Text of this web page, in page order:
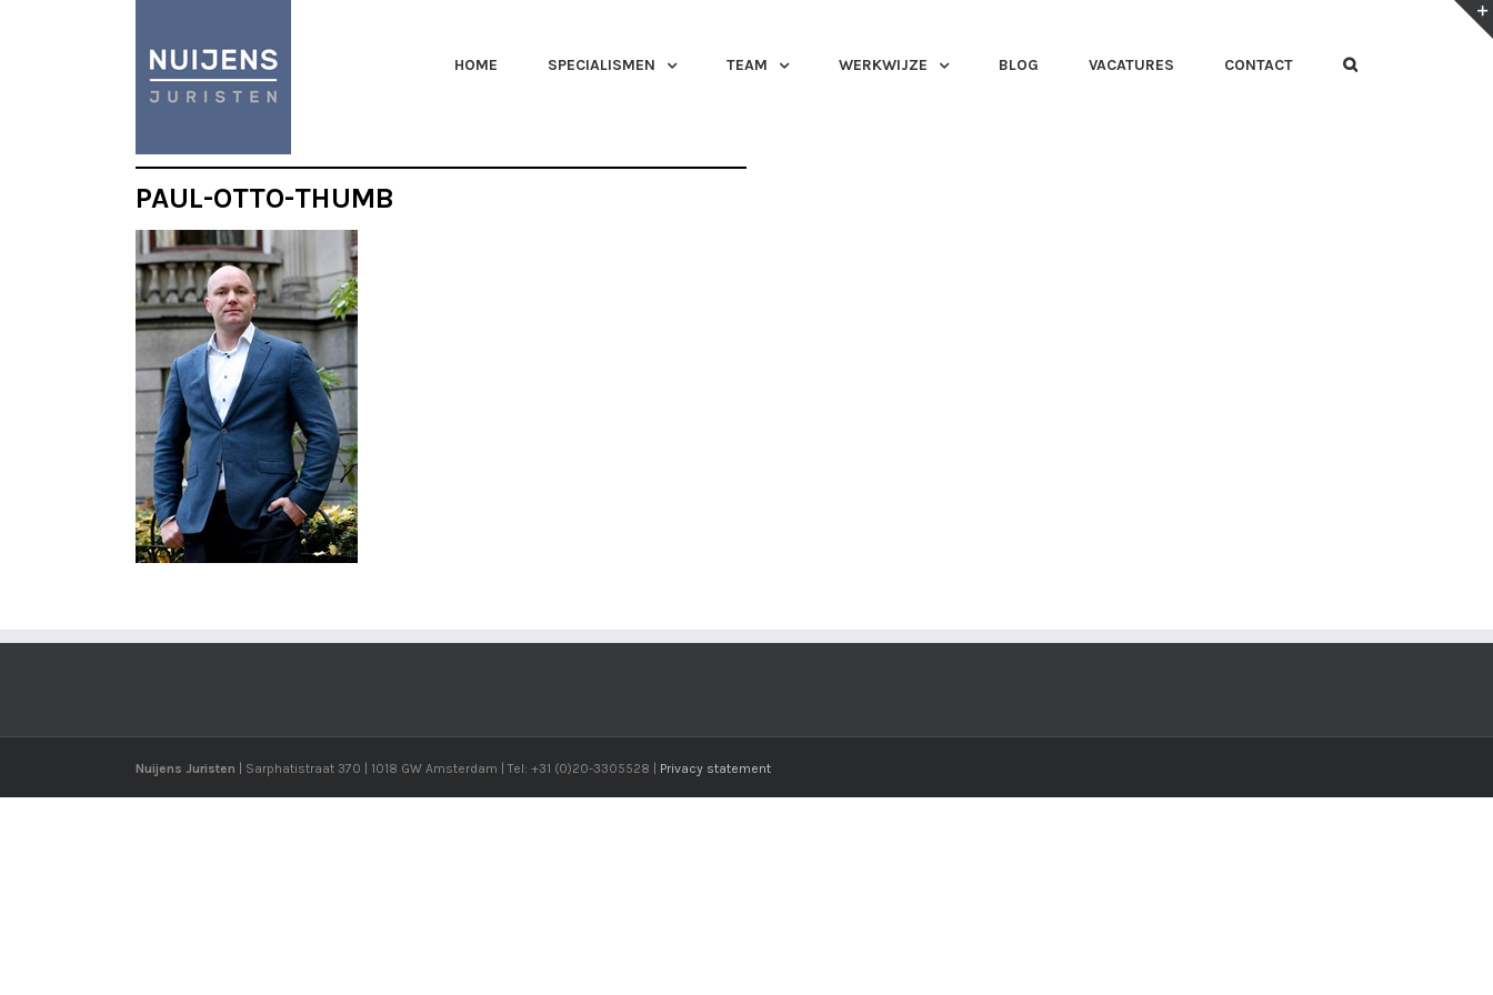
HOME SPECIALISMEN TEAM WERKWIJZE BLOG VACATURES CONTACT
PAUL-OTTO-THUMB
Nuijens Juristen | Sarphatistraat 370 | 1018 GW Amsterdam | Tel: +31 (0)20-3305528 | Privacy statement